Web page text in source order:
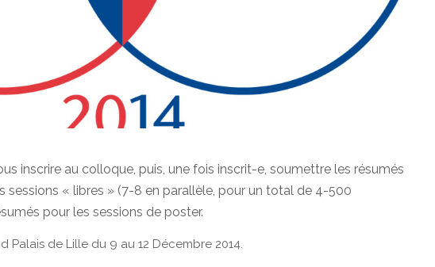
inscrire au colloque, puis, une fois inscrit-e, soumettre les résumés
sessions « libres » (7-8 en parallèle, pour un total de 4-500
pour les sessions de poster.
de Lille du 9 au 12 Décembre 2014.